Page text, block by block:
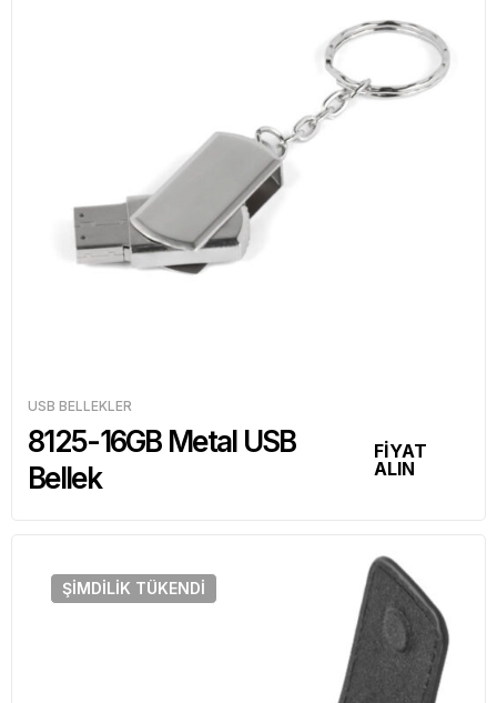
USB BELLEKLER
8125-16GB Metal USB
Bellek
FİYAT
ALIN
ŞIMDILIK TÜKENDI